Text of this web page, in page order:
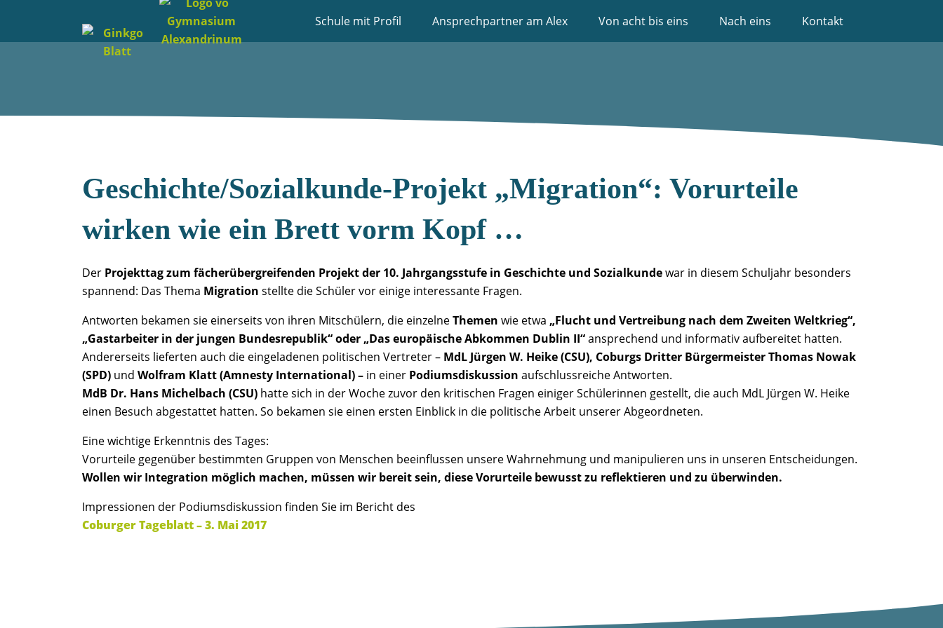
Schule mit Profil Ansprechpartner am Alex Von acht bis eins Nach eins Kontakt
Geschichte/Sozialkunde-Projekt „Migration“: Vorurteile
wirken wie ein Brett vorm Kopf …
Der Projekttag zum fächerübergreifenden Projekt der 10. Jahrgangsstufe in Geschichte und Sozialkundewar in diesem Schuljahr besonders
spannend: Das Thema Migration stellte die Schüler vor einige interessante Fragen.
Antworten bekamen sie einerseits von ihren Mitschülern, die einzelneThemen wie etwa „Flucht und Vertreibung nach dem Zweiten Weltkrieg“,
„Gastarbeiter in der jungen Bundesrepublik“ oder „Das europäische Abkommen Dublin II“ansprechend und informativ aufbereitet hatten.
Andererseits lieferten auch die eingeladenen politischen Vertreter – MdL Jürgen W. Heike (CSU), Coburgs Dritter Bürgermeister Thomas Nowak
(SPD) und Wolfram Klatt (Amnesty International)– in einer Podiumsdiskussion aufschlussreiche Antworten.
MdB Dr. Hans Michelbach (CSU) hatte sich in der Woche zuvor den kritischen Fragen einiger Schülerinnen gestellt, die auch MdL Jürgen W. Heike
einen Besuch abgestattet hatten. So bekamen sie einen ersten Einblick in die politische Arbeit unserer Abgeordneten.
Eine wichtige Erkenntnis des Tages:
Vorurteile gegenüber bestimmten Gruppen von Menschen beeinflussen unsere Wahrnehmung und manipulieren uns in unseren Entscheidungen.
Wollen wir Integration möglich machen, müssen wir bereit sein, diese Vorurteile bewusst zu reflektieren und zu überwinden.
Impressionen der Podiumsdiskussion finden Sie im Bericht des
Coburger Tageblatt – 3. Mai 2017